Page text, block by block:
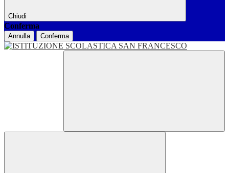
Chiudi
Conferma
Annulla Conferma